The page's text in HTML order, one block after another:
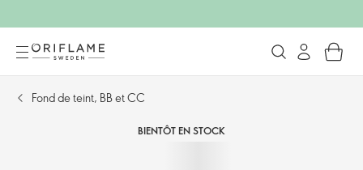
Fond de teint, BB et CC
BIENTÔT EN STOCK